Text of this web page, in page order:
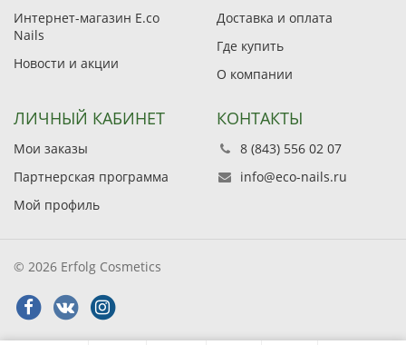
Интернет-магазин E.co
Nails
Новости и акции
Доставка и оплата
Где купить
О компании
ЛИЧНЫЙ КАБИНЕТ
Мои заказы
Партнерская программа
Мой профиль
КОНТАКТЫ
8 (843) 556 02 07
info@eco-nails.ru
© 2026 Erfolg Cosmetics